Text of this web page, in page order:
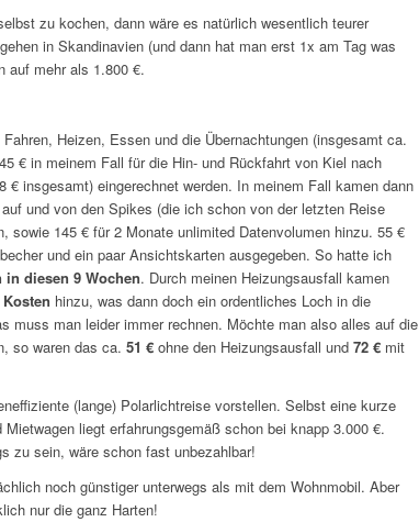
zu kochen, dann wäre es natürlich wesentlich teurer
in Skandinavien (und dann hat man erst 1x am Tag was
auf mehr als 1.800 €.
Heizen, Essen und die Übernachtungen (insgesamt ca.
€ in meinem Fall für die Hin- und Rückfahrt von Kiel nach
€ insgesamt) eingerechnet werden. In meinem Fall kamen dann
und von den Spikes (die ich schon von der letzten Reise
sowie 145 € für 2 Monate unlimited Datenvolumen hinzu. 55 €
und ein paar Ansichtskarten ausgegeben. So hatte ich
in diesen 9 Wochen. Durch meinen Heizungsausfall kamen
hinzu, was dann doch ein ordentliches Loch in die
muss man leider immer rechnen. Möchte man also alles auf die
so waren das ca. 51 € ohne den Heizungsausfall und 72 € mit
(lange) Polarlichtreise vorstellen. Selbst eine kurze
liegt erfahrungsgemäß schon bei knapp 3.000 €.
zu sein, wäre schon fast unbezahlbar!
noch günstiger unterwegs als mit dem Wohnmobil. Aber
nur die ganz Harten!